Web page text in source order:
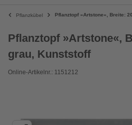
Pflanzkübel Pflanztopf »Artstone«, Breite:
Pflanztopf »Artstone«,
grau, Kunststoff
Online-Artikelnr.: 1151212